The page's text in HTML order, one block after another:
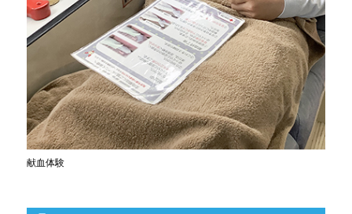
献血体験